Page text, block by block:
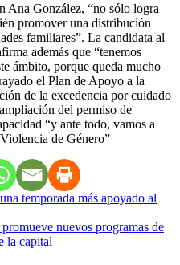
Ana González, “no sólo logra
promover una distribución
familiares”. La candidata al
además que “tenemos
ámbito, porque queda mucho
el Plan de Apoyo a la
de la excedencia por cuidado
del permiso de
“y ante todo, vamos a
de Género”
temporada más apoyado al
nuevos programas de
la capital